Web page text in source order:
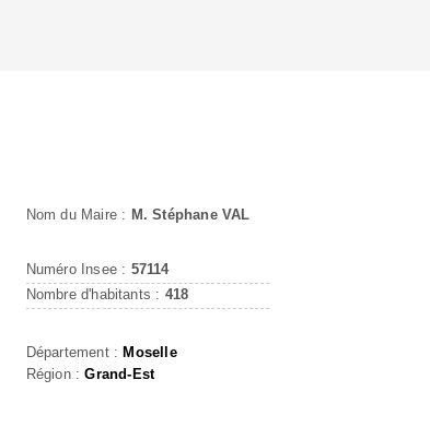
Nom du Maire : M. Stéphane VAL
Numéro Insee : 57114
Nombre d'habitants : 418
Département : Moselle
Région :Grand-Est